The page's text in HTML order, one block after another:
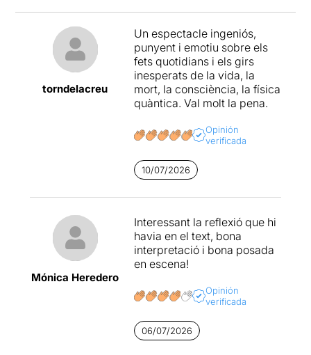
torndelacreu
Un espectacle ingeniós,
punyent i emotiu sobre els
fets quotidians i els girs
inesperats de la vida, la
mort, la consciència, la física
quàntica. Val molt la pena.
Opinión
verificada
10/07/2026
Mónica Heredero
Interessant la reflexió que hi
havia en el text, bona
interpretació i bona posada
en escena!
Opinión
verificada
06/07/2026